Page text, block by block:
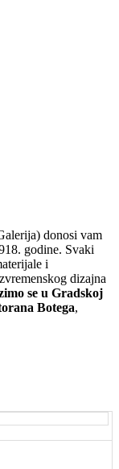
donosi vam
godine. Svaki
i
dizajna
se u Gradskoj
Botega,